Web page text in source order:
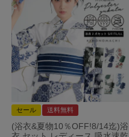
セール 送料無料
(浴衣&夏物10％OFF!8/14迄)浴